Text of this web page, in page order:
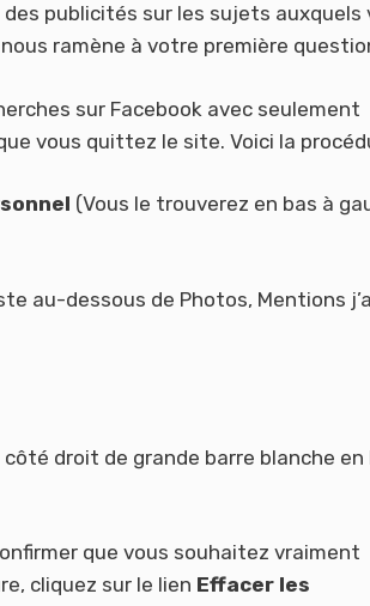
publicités sur les sujets auxquels
ramène à votre première
sur Facebook avec seulement
vous quittez le site. Voici la
(Vous le trouverez en bas à
au-dessous de Photos, Mentions
droit de grande barre blanche
que vous souhaitez vraiment
cliquez sur le lien Effacer les